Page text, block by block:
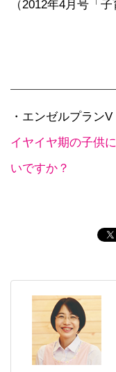
（2012年4月号「子
・エンゼルプランV
イヤイヤ期の子供
いですか？